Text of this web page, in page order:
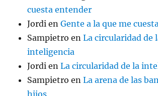
cuesta entender
Jordi enGente a la que me
Sampietro enLa circularidad de
inteligencia
Jordi enLa circularidad de la
Sampietro enLa arena de las
hijos